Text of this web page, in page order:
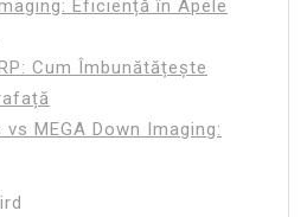
Eficiență în Apele
Cum Îmbunătățește
MEGA Down Imaging: